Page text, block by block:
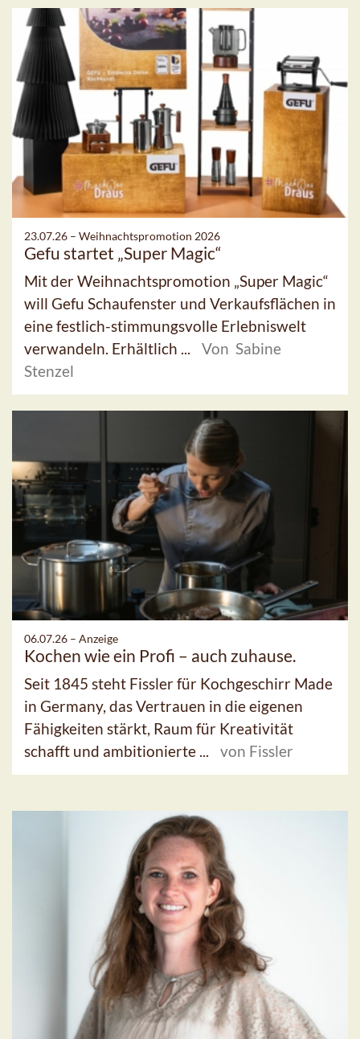
23.07.26 – Weihnachtspromotion 2026
Gefu startet „Super Magic“
Mit der Weihnachtspromotion „Super Magic“
will Gefu Schaufenster und Verkaufsflächen in
eine festlich-stimmungsvolle Erlebniswelt
verwandeln. Erhältlich ...
Von Sabine
Stenzel
06.07.26 – Anzeige
Kochen wie ein Profi – auch zuhause.
Seit 1845 steht Fissler für Kochgeschirr Made
in Germany, das Vertrauen in die eigenen
Fähigkeiten stärkt, Raum für Kreativität
schafft und ambitionierte ...
von Fissler